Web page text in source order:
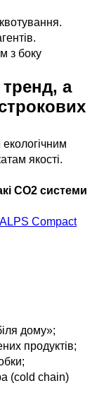
з боку
а
якості.
CO2 системи
Compact
дому»;
продуктів;
(cold chain)